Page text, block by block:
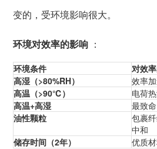
变的，受环境影响很大。
环境对效率的影响 ：
环境条件
对效
高湿（>80%RH）
效率
高温（>90℃）
电荷
高温+高湿
最致
油性颗粒
包裹
中和
储存时间（2年）
优质